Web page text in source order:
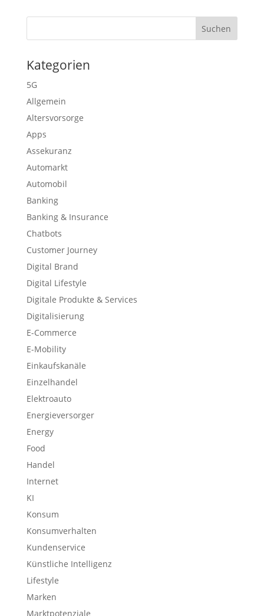
Kategorien
5G
Allgemein
Altersvorsorge
Apps
Assekuranz
Automarkt
Automobil
Banking
Banking & Insurance
Chatbots
Customer Journey
Digital Brand
Digital Lifestyle
Digitale Produkte & Services
Digitalisierung
E-Commerce
E-Mobility
Einkaufskanäle
Einzelhandel
Elektroauto
Energieversorger
Energy
Food
Handel
Internet
KI
Konsum
Konsumverhalten
Kundenservice
Künstliche Intelligenz
Lifestyle
Marken
Marktpotenziale